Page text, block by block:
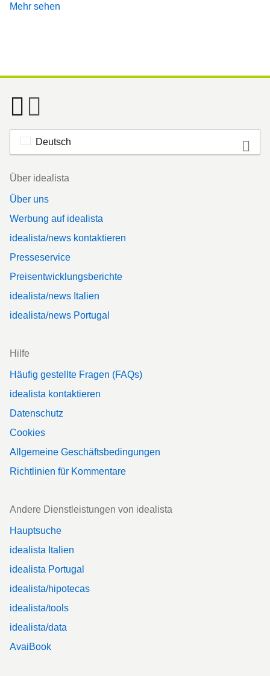
Mehr sehen
Deutsch
Footer
Über idealista
Über uns
Werbung auf idealista
idealista/news kontaktieren
Presseservice
Preisentwicklungsberichte
idealista/news Italien
idealista/news Portugal
Hilfe
Häufig gestellte Fragen (FAQs)
idealista kontaktieren
Datenschutz
Cookies
Allgemeine Geschäftsbedingungen
Richtlinien für Kommentare
Andere Dienstleistungen von idealista
Hauptsuche
idealista Italien
idealista Portugal
idealista/hipotecas
idealista/tools
idealista/data
AvaiBook